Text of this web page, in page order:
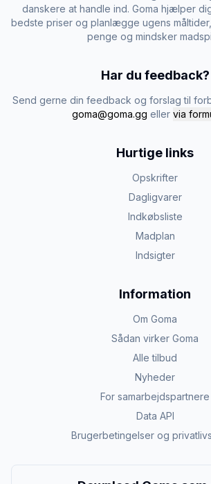
danskere at handle ind. Goma hjælper
bedste priser og planlægge ugens
penge og mindsker
Har du feedback?
Send gerne din feedback og forslag til
goma@goma.gg eller via
Hurtige links
Opskrifter
Dagligvarer
Indkøbsliste
Madplan
Indsigter
Information
Om Goma
Sådan virker Goma
Alle tilbud
Nyheder
For samarbejdspartnere
Data API
Brugerbetingelser og